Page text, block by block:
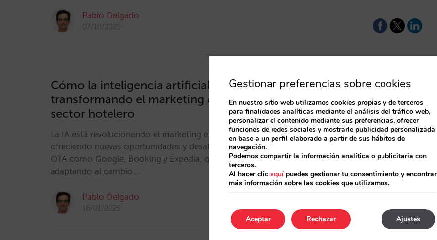
Pablo Delgado
07/10/2025
Cómo la inteligencia artificial está
transformando el marketing digital en el
sector hotelero
La IA está revolucionando el marketing en los hoteles,
ofreciendo nuevas oportunidades y desafiando el dominio de las
OTA como Google, Booking y Expedia, que ya se están
adaptando al cambio.…
Pablo Delgado
16/01/2025
Gestionar preferencias sobre cookies
En nuestro sitio web utilizamos cookies propias y de terceros
para finalidades analíticas mediante el análisis del tráfico web,
personalizar el contenido mediante sus preferencias, ofrecer
funciones de redes sociales y mostrarle publicidad personalizada
en base a un perfil elaborado a partir de sus hábitos de
navegación.
Podemos compartir la información analítica o publicitaria con
terceros.
Al hacer clic aquípuedes gestionar tu consentimiento y encontrar
más información sobre las cookies que utilizamos.
Aceptar Ajustes
Rechazar